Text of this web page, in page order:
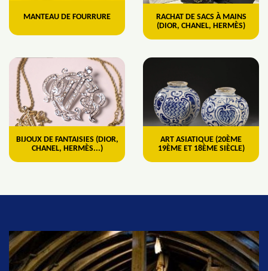
MANTEAU DE FOURRURE
RACHAT DE SACS À MAINS
(DIOR, CHANEL, HERMÈS)
BIJOUX DE FANTAISIES (DIOR,
CHANEL, HERMÈS...)
ART ASIATIQUE (20ÈME
19ÈME ET 18ÈME SIÈCLE)